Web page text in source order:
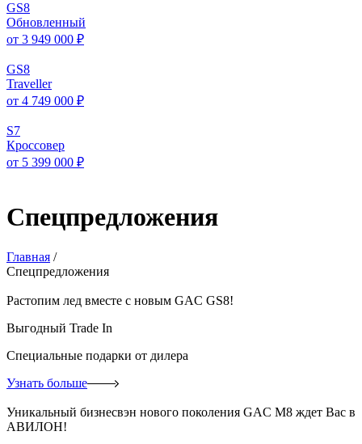
GS8
Обновленный
от 3 949 000 ₽
GS8
Traveller
от 4 749 000 ₽
S7
Кроссовер
от 5 399 000 ₽
Спецпредложения
Главная /
Спецпредложения
Растопим лед вместе с новым GAC GS8!
Выгодный Trade In
Специальные подарки от дилера
Узнать больше
Уникальный бизнесвэн нового поколения GAC M8 ждет Вас в
АВИЛОН!